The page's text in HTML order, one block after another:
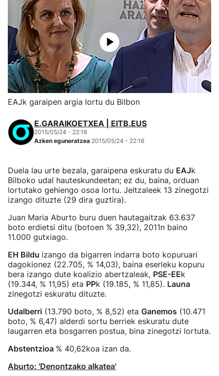
EAJk garaipen argia lortu du Bilbon
E.GARAIKOETXEA | EITB.EUS
2015/05/24 - 22:16
Azken eguneratzea 2015/05/24 - 22:16
Duela lau urte bezala, garaipena eskuratu du EAJk
Bilboko udal hauteskundeetan; ez du, baina, orduan
lortutako gehiengo osoa lortu. Jeltzaleek 13 zinegotzi
izango dituzte (29 dira guztira).
Juan Maria Aburto buru duen hautagaitzak 63.637
boto erdietsi ditu (botoen % 39,32), 2011n baino
11.000 gutxiago.
EH Bildu izango da bigarren indarra boto kopuruari
dagokionez (22.705, % 14,03), baina eserleku kopuru
bera izango dute koalizio abertzaleak, PSE-EEk
(19.344, % 11,95) eta PPk (19.185, % 11,85). Launa
zinegotzi eskuratu dituzte.
Udalberri (13.790 boto, % 8,52) eta Ganemos (10.471
boto, % 6,47) alderdi sortu berriek eskuratu dute
laugarren eta bosgarren postua, bina zinegotzi lortuta.
Abstentzioa % 40,62koa izan da.
Aburto: 'Denontzako alkatea'